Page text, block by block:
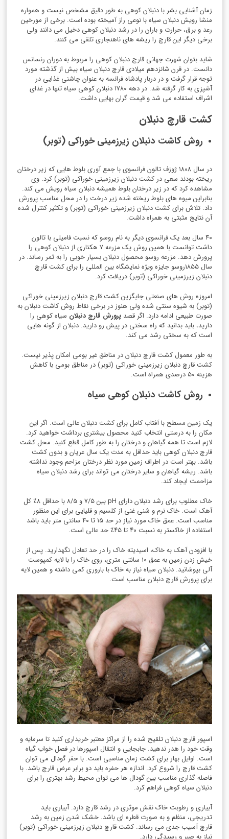
زمان آشنایی بشر با دنبلان کوهی به طور دقیق مشخص نیست و همواره
منشا رویش دنبلان سیاه با نوعی راز آمیخته بوده است. برخی از مورخین
رعد و برق، حرارت و باران را در رشد دنبلان کوهی دخیل می دانند ولی
برخی دیگر این قارچ را ریشه های ناهنجاری تلقی می کنند.
شاید بتوان شهرت جهانی قارچ دنبلان کوهی را مربوط به دوران رنسانس
دانست. در قرن شانزدهم میلادی قارچ دنبلان سیاه بیش از گذشته مورد
توجه قرار گرفت و در دربار پادشاه فرانسه به عنوان چاشنی غذایی در
آشپزی به کار گرفته شد. در دهه ۱۷۸۰ دنبلان کوهی سیاه تنها در غذای
اشراف استفاده می شد و قیمت گران بهایی داشت.
کشت قارچ دنبلان
روش کاشت دنبلان زیرزمینی خوراکی (توبر)
در سال ۱۸۰۸ ژوزف تالون فرانسوی با جمع آوری بلوط هایی که زیر درختان
ریخته بودند سعی در کشت دنبلان زیرزمینی خوراکی (توبر) کرد. وی
مشاهده کرد که در زیر درختان بلوط همیشه دنبلان سیاه رویش می کند.
بنابراین میوه های بلوط ریخته شده زیر درخت را در محل مناسب پرورش
داد. تلاش برای کشت دنبلان زیرزمینی خوراکی (توبر) و تکثیر کنترل شده
آن نتایج مثبتی به همراه داشت.
۴۰ سال بعد یک فرانسوی دیگر به نام روسو که نسبت فامیلی با تالون
داشت توانست با همین روش یک مزرعه ۷ هکتاری از دنبلان کوهی را
پرورش دهد. مزرعه روسو محصول دنبلان بسیار خوبی را به ثمر رساند. در
سال ۱۸۵۵روسو جایزه ویژه نمایشگاه بین المللی را برای کشت قارچ
دنبلان زیرزمینی خوراکی (توبر) دریافت کرد.
امروزه روش های صنعتی جایگزین کشت قارچ دنبلان زیرزمینی خوراکی
(توبر) به شیوه سنتی شده ولی هنوز در برخی نقاط روش کاشت دنبلان به
صورت طبیعی ادامه دارد. اگر قصدپرورش قارچ دنبلان سیاه کوهی را
دارید، باید بدانید که راه سختی در پیش رو دارید. دنبلان از گونه هایی
است که به سختی رشد می کند.
به طور معمول کشت قارچ دنبلان در مناطق غیر بومی امکان پذیر نیست.
کشت قارچ دنبلان زیرزمینی خوراکی (توبر) در مناطق بومی با کاهش
هزینه ۵۰ درصدی همراه است.
روش کاشت دنبلان کوهی سیاه
یک زمین مسطح با آفتاب کامل برای کشت دنبلان عالی است. اگر این
مکان را به درستی انتخاب کنید محصول بیشتری برداشت خواهید کرد.
لازم است تا همه گیاهان و درختان را به طور کامل قطع کنید. محل کشت
قارچ دنبلان کوهی باید حداقل به مدت یک سال عریان و بدون کشت
باشد. بهتر است در اطراف زمین مورد نظر درختان مزاحم وجود نداشته
باشد. ریشه گیاهان و سایر درختان می تواند برای رشد دنبلان سیاه
مزاحمت ایجاد کند.
خاک مطلوب برای رشد دنبلان دارای pH بین ۷/۵ و ۸/۵ با حداقل ۸٪ کل
آهک است. خاک نرم و شنی غنی از کلسیم و قلیایی برای این منظور
مناسب است. عمق خاک مورد نیاز در حد ۱۵ تا ۴۰ سانتی متر باید باشد
استفاده از خاکستر به نسبت ۴۰ تا ۴۵٪ حد عالی است.
با افزودن آهک به خاک، اسیدیته خاک را در حد تعادل نگهدارید. پس از
خیش زدن زمین به عمق ۱۰ سانتی متری، روی خاک را با لایه کمپوست
آلی بپوشانید. دنبلان سیاه نیاز به خاک با باروری کمی داشته و همین لایه
برای پرورش قارچ دنبلان مناسب است.
اسپور قارچ دنبلان تلقیح شده را از مراکز معتبر خریداری کنید تا سرمایه و
وقت خود را هدر ندهید. جابجایی و انتقال اسپورها در فصل خواب گیاه
است. اوایل بهار برای کشت زمان مناسبی است. با حفر گودال می توان
کشت قارچ را شروع کرد. اندازه هر حفره باید دو برابر عرض قارچ باشد. با
فاصله گذاری مناسب بین گودال ها می توان محیط رشد بهتری را برای
دنبلان سیاه کوهی فراهم کرد.
آبیاری و رطوبت خاک نقش موثری در رشد قارچ دارد. آبیاری باید
تدریجی، منظم و به صورت قطره ای باشد. خشک شدن زمین به رشد
قارچ آسیب جدی می رساند. کشت قارچ دنبلان زیرزمینی خوراکی (توبر)
نیاز به صبر و رسیدگی دارد.